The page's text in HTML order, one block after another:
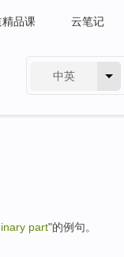
精品课 云笔记
中英
part"的例句。